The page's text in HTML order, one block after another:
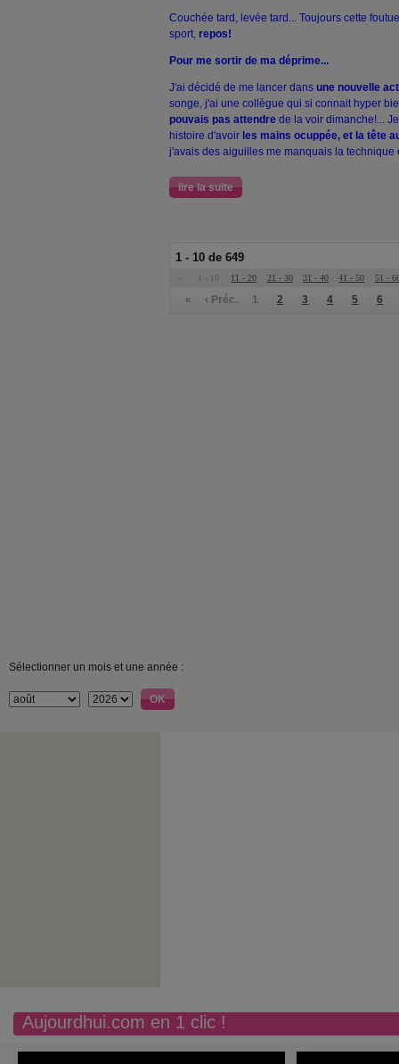
Couchée tard, levée tard... Toujours cette
sport, repos!
Pour me sortir de ma déprime...
J'ai décidé de me lancer dans une nouvelle
songe, j'ai une collègue qui si connait hyper
pouvais pas attendre de la voir dimanche!...
histoire d'avoir les mains ocuppée, et la tête
j'avais des aiguilles me manquais la technique
lire la suite
1 - 10 de 649
« 1 - 10 11 - 20 21 - 30 31 - 40 41 - 50 51 -
« ‹ Préc. 1 2 3 4 5 6
Sélectionner un mois et une année :
Aujourdhui.com en 1 clic !